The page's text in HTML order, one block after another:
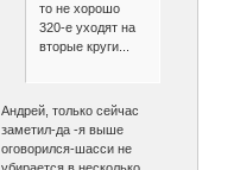
то не хорошо
320-е уходят на
вторые круги...
Андрей, только сейчас
заметил-да -я выше
оговорился-шасси не